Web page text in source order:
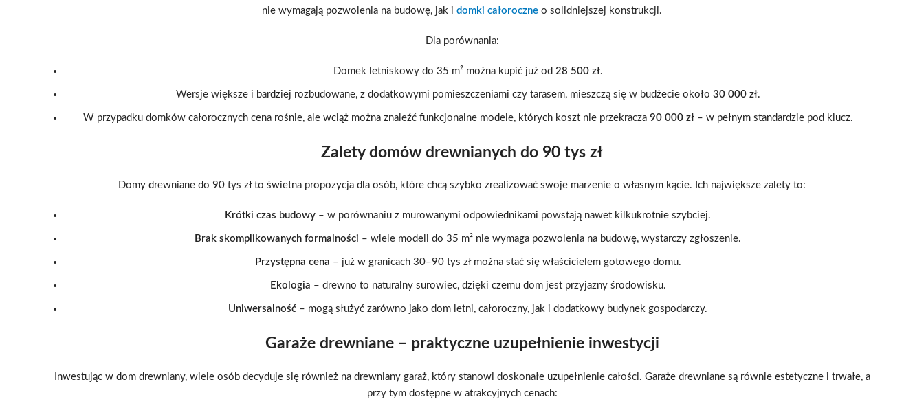
nie wymagają pozwolenia na budowę, jak i domki całoroczne o solidniejszej konstrukcji.
Dla porównania:
Domek letniskowy do 35 m² można kupić już od 28 500 zł.
Wersje większe i bardziej rozbudowane, z dodatkowymi pomieszczeniami czy tarasem, mieszczą się w budżecie około 30 000 zł.
W przypadku domków całorocznych cena rośnie, ale wciąż można znaleźć funkcjonalne modele, których koszt nie przekracza 90 000 zł– w pełnym standardzie pod klucz.
Zalety domów drewnianych do 90 tys zł
Domy drewniane do 90 tys zł to świetna propozycja dla osób, które chcą szybko zrealizować swoje marzenie o własnym kącie. Ich największe zalety to:
Krótki czas budowy – w porównaniu z murowanymi odpowiednikami powstają nawet kilkukrotnie szybciej.
Brak skomplikowanych formalności – wiele modeli do 35 m² nie wymaga pozwolenia na budowę, wystarczy zgłoszenie.
Przystępna cena – już w granicach 30–90 tys zł można stać się właścicielem gotowego domu.
Ekologia – drewno to naturalny surowiec, dzięki czemu dom jest przyjazny środowisku.
Uniwersalność – mogą służyć zarówno jako dom letni, całoroczny, jak i dodatkowy budynek gospodarczy.
Garaże drewniane – praktyczne uzupełnienie inwestycji
Inwestując w dom drewniany, wiele osób decyduje się również na drewniany garaż, który stanowi doskonałe uzupełnienie całości. Garaże drewniane są równie estetyczne i trwałe, a
przy tym dostępne w atrakcyjnych cenach: